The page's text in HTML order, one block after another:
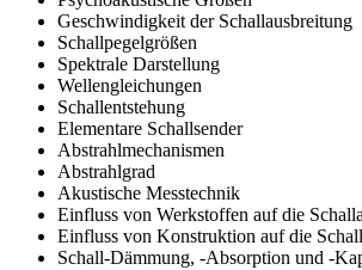
Geschwindigkeit der Schallausbreitung
Schallpegelgrößen
Spektrale Darstellung
Wellengleichungen
Schallentstehung
Elementare Schallsender
Abstrahlmechanismen
Abstrahlgrad
Akustische Messtechnik
Einfluss von Werkstoffen auf die
Einfluss von Konstruktion auf die
Schall-Dämmung, -Absorption und -